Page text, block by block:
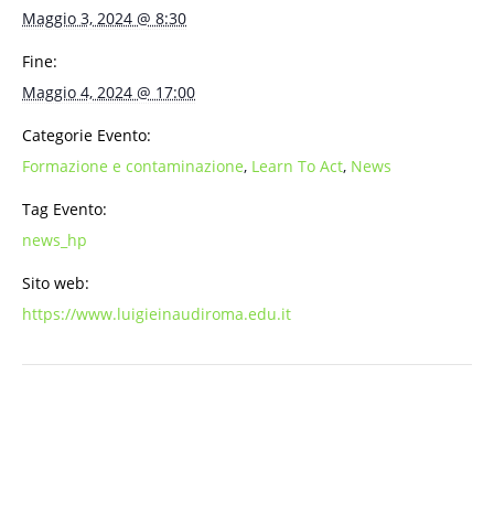
Maggio 3, 2024 @ 8:30
Fine:
Maggio 4, 2024 @ 17:00
Categorie Evento:
Formazione e contaminazione, Learn To Act, News
Tag Evento:
news_hp
Sito web:
https://www.luigieinaudiroma.edu.it